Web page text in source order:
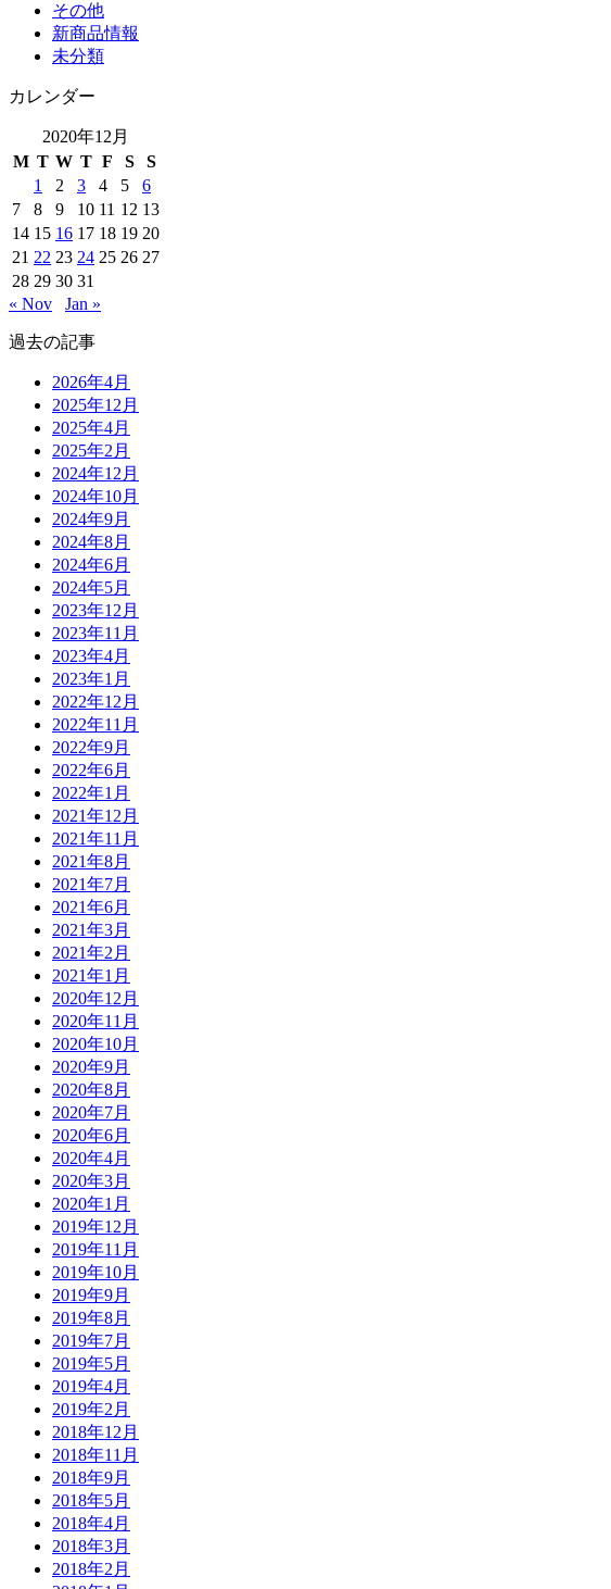
その他
新商品情報
未分類
カレンダー
2020年12月
M T W T F S
S
1
2 3 4 5
6
7
8 9 10 11 12 13
14 15 16 17 18 19 20
21 22 23 24 25 26 27
28 29 30 31
« Nov
Jan »
過去の記事
2026年4月
2025年12月
2025年4月
2025年2月
2024年12月
2024年10月
2024年9月
2024年8月
2024年6月
2024年5月
2023年12月
2023年11月
2023年4月
2023年1月
2022年12月
2022年11月
2022年9月
2022年6月
2022年1月
2021年12月
2021年11月
2021年8月
2021年7月
2021年6月
2021年3月
2021年2月
2021年1月
2020年12月
2020年11月
2020年10月
2020年9月
2020年8月
2020年7月
2020年6月
2020年4月
2020年3月
2020年1月
2019年12月
2019年11月
2019年10月
2019年9月
2019年8月
2019年7月
2019年5月
2019年4月
2019年2月
2018年12月
2018年11月
2018年9月
2018年5月
2018年4月
2018年3月
2018年2月